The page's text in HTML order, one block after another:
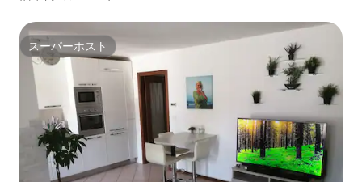
スーパーホスト
スーパーホスト